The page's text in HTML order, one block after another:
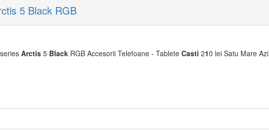
5 Black RGB
Arctis 5 Black RGB Accesorii Telefoane - Tablete Casti 210 lei Satu Mare Azi